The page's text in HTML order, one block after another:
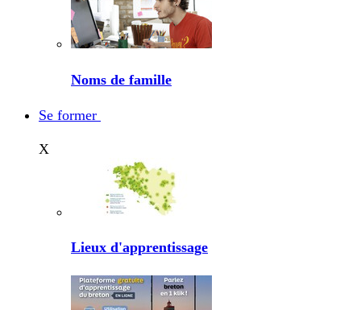
Noms de famille
Se former
X
Lieux d'apprentissage